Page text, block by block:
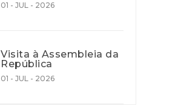
01 - JUL - 2026
Visita à Assembleia da
República
01 - JUL - 2026